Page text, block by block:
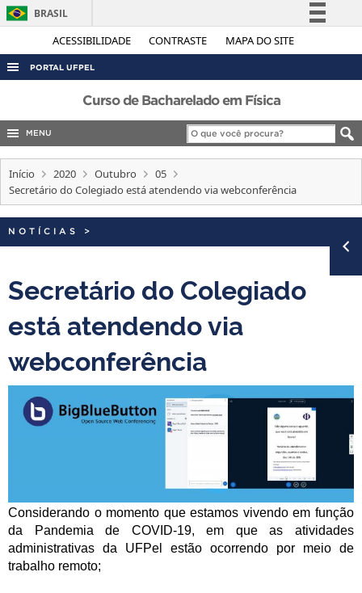
ACESSIBILIDADE CONTRASTE MAPA DO SITE
BRASIL
Simplifique!
Legislação
Canais
PORTAL UFPEL
ACESSO À INFORMAÇÃO
AUDITORIA
CONCURSOS
EDITAIS
INTERNACIONAL
PORTARIAS
Curso de Bacharelado em Física
MENU
Início 2020 Outubro
05
Secretário do Colegiado está atendendo via webconferência
NOTÍCIAS >
Secretário do Colegiado
está atendendo via
webconferência
Considerando o momento que estamos vivendo em função
da Pandemia de COVID-19, em que as atividades
administrativas da UFPel estão ocorrendo por meio de
trabalho remoto;